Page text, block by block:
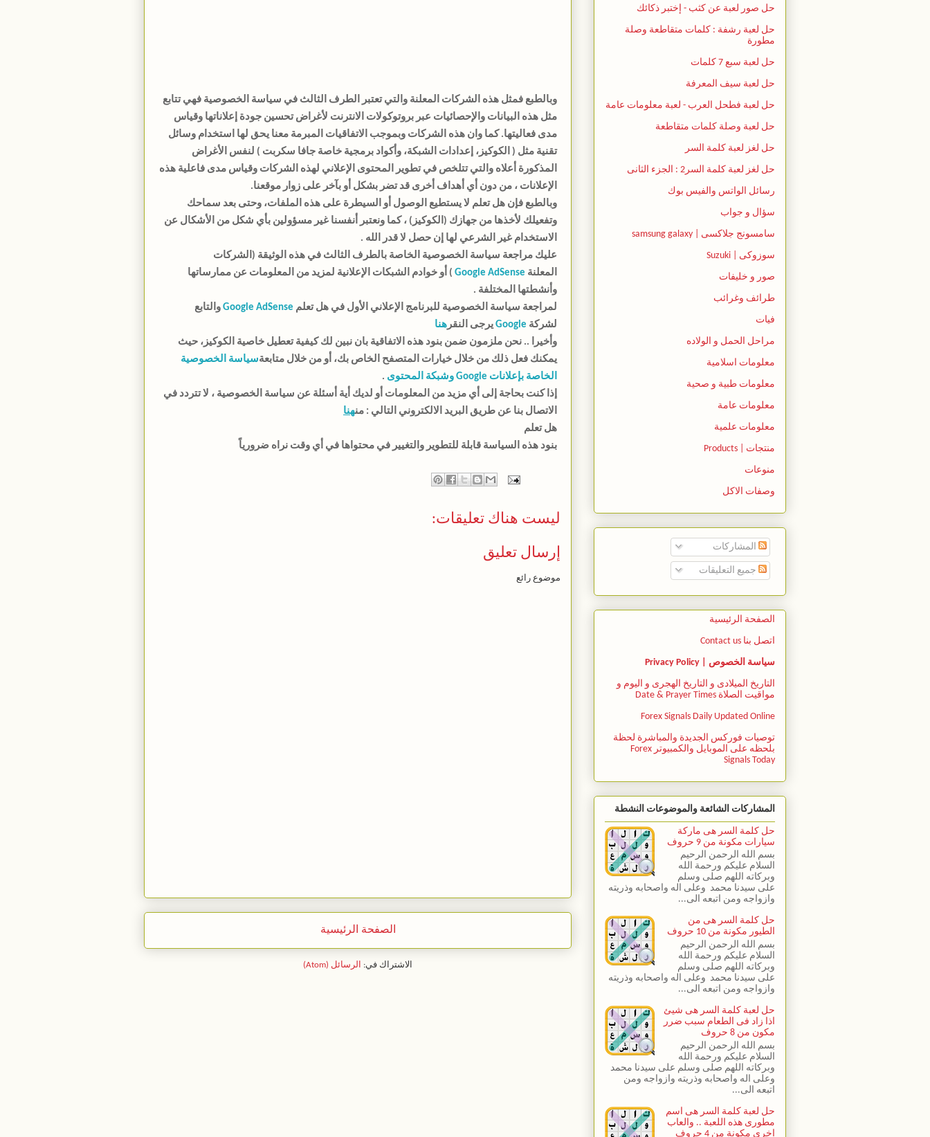
وبالطبع فمثل هذه الشركات المعلنة والتي تعتبر الطرف الثالث في سياسة الخصوصية فهي تتابع
مثل هذه البيانات والإحصائيات عبر بروتوكولات الانترنت لأغراض تحسين جودة إعلاناتها وقياس
مدى فعاليتها. كما وان هذه الشركات وبموجب الاتفاقيات المبرمة معنا يحق لها استخدام وسائل
تقنية مثل ( الكوكيز، إعدادات الشبكة، وأكواد برمجية خاصة جافا سكربت ) لنفس الأغراض
المذكورة أعلاه والتي تتلخص في تطوير المحتوى الإعلاني لهذه الشركات وقياس مدى فاعلية هذه
الإعلانات ، من دون أي أهداف أخرى قد تضر بشكل أو بآخر على زوار موقعنا.
وبالطبع فإن هل تعلم لا يستطيع الوصول أو السيطرة على هذه الملفات، وحتى بعد سماحك
وتفعيلك لأخذها من جهازك (الكوكيز) ، كما ونعتبر أنفسنا غير مسؤولين بأي شكل من الأشكال عن
الاستخدام غير الشرعي لها إن حصل لا قدر الله .
عليك مراجعة سياسة الخصوصية الخاصة بالطرف الثالث في هذه الوثيقة (الشركات
المعلنة Google AdSense ) أو خوادم الشبكات الإعلانية لمزيد من المعلومات عن ممارساتها
وأنشطتها المختلفة .
لمراجعة سياسة الخصوصية للبرنامج الإعلاني الأول في هل تعلم Google AdSense والتابع
لشركة Googleيرجى النقر هنا
وأخيرا .. نحن ملزمون ضمن بنود هذه الاتفاقية بان نبين لك كيفية تعطيل خاصية الكوكيز، حيث
يمكنك فعل ذلك من خلال خيارات المتصفح الخاص بك، أو من خلال متابعةسياسة الخصوصية
الخاصة بإعلانات Google وشبكة المحتوى
.
إذا كنت بحاجة إلى أي مزيد من المعلومات أو لديك أية أسئلة عن سياسة الخصوصية ، لا تتردد في
الاتصال بنا عن طريق البريد الالكتروني التالي : منهنا
هل تعلم
بنود هذه السياسة قابلة للتطوير والتغيير في محتواها في أي وقت نراه ضرورياً
ليست هناك تعليقات:
إرسال تعليق
موضوع رائع
الصفحة الرئيسية
الاشتراك في: الرسائل (Atom)
حل صور لعبة عن كثب - إختبر ذكائك
حل لعبة رشفة : كلمات متقاطعة وصلة
مطورة
حل لعبة سبع 7 كلمات
حل لعبة سيف المعرفة
حل لعبة فطحل العرب - لعبة معلومات عامة
حل لعبة وصلة كلمات متقاطعة
حل لغز لعبة كلمة السر
حل لغز لعبة كلمة السر2 : الجزء الثانى
رسائل الواتس والفيس بوك
سؤال و جواب
سامسونج جلاكسى | samsung galaxy
سوزوكى | Suzuki
صور و خليفات
طرائف وغرائب
فيات
مراحل الحمل و الولاده
معلومات اسلامية
معلومات طبية و صحية
معلومات عامة
معلومات علمية
منتجات | Products
منوعات
وصفات الاكل
المشاركات
جميع التعليقات
الصفحة الرئيسية
اتصل بنا Contact us
سياسة الخصوص | Privacy Policy
التاريخ الميلادى و التاريخ الهجرى و اليوم و
مواقيت الصلاة Date & Prayer Times
Forex Signals Daily Updated Online
توصيات فوركس الجديدة والمباشرة لحظة
بلحظه على الموبايل والكمبيوتر Forex
Signals Today
المشاركات الشائعة والموضوعات النشطة
حل كلمة السر هى ماركة
سيارات مكونة من 9 حروف
بسم الله الرحمن الرحيم
السلام عليكم ورحمة الله
وبركاته اللهم صلى وسلم
على سيدنا محمد وعلى اله واصحابه وذريته
وازواجه ومن اتبعه الى...
حل كلمة السر هى من
الطيور مكونة من 10 حروف
بسم الله الرحمن الرحيم
السلام عليكم ورحمة الله
وبركاته اللهم صلى وسلم
على سيدنا محمد وعلى اله واصحابه وذريته
وازواجه ومن اتبعه الى...
حل لعبة كلمة السر هى شيئ
اذا زاد فى الطعام سبب ضرر
مكون من 8 حروف
بسم الله الرحمن الرحيم
السلام عليكم ورحمة الله
وبركاته اللهم صلى وسلم على سيدنا محمد
وعلى اله واصحابه وذريته وازواجه ومن
اتبعه الى...
حل لعبة كلمة السر هى اسم
مطورى هذه اللعبة .. والعاب
اخرى مكونة من 4 حروف